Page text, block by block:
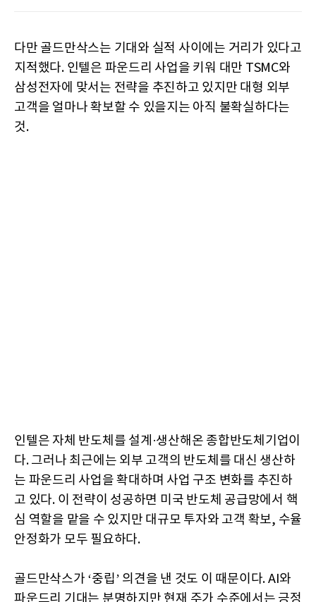
다만 골드만삭스는 기대와 실적 사이에는 거리가 있다고
지적했다. 인텔은 파운드리 사업을 키워 대만 TSMC와
삼성전자에 맞서는 전략을 추진하고 있지만 대형 외부
고객을 얼마나 확보할 수 있을지는 아직 불확실하다는
것.
인텔은 자체 반도체를 설계·생산해온 종합반도체기업이
다. 그러나 최근에는 외부 고객의 반도체를 대신 생산하
는 파운드리 사업을 확대하며 사업 구조 변화를 추진하
고 있다. 이 전략이 성공하면 미국 반도체 공급망에서 핵
심 역할을 맡을 수 있지만 대규모 투자와 고객 확보, 수율
안정화가 모두 필요하다.
골드만삭스가 ‘중립’ 의견을 낸 것도 이 때문이다. AI와
파운드리 기대는 분명하지만 현재 주가 수준에서는 긍정